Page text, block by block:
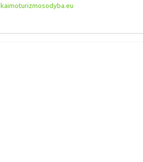
kaimoturizmosodyba.eu